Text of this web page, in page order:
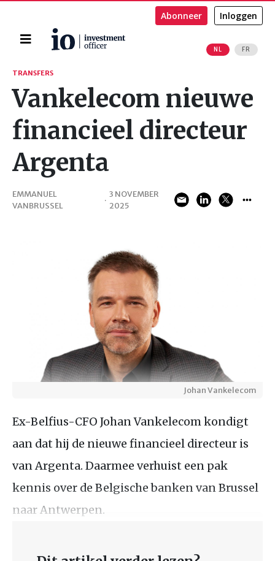
Home
NL FR
Abonneer Inloggen
Zoeken
TRANSFERS
Vankelecom nieuwe
financieel directeur
Argenta
EMMANUEL
VANBRUSSEL
·
3 NOVEMBER
2025
Johan Vankelecom
Ex-Belfius-CFO Johan Vankelecom kondigt
aan dat hij de nieuwe financieel directeur is
van Argenta. Daarmee verhuist een pak
kennis over de Belgische banken van Brussel
naar Antwerpen.